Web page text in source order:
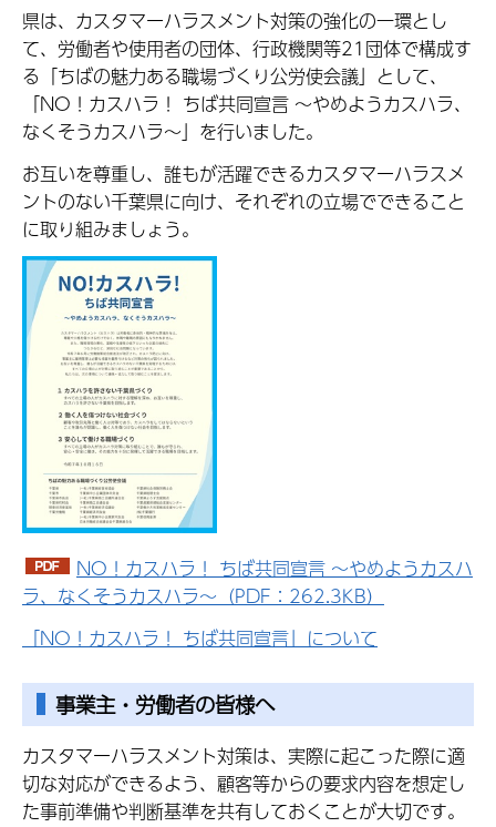
県は、カスタマーハラスメント対策の強化の一環とし
て、労働者や使用者の団体、行政機関等21団体で構成す
る「ちばの魅力ある職場づくり公労使会議」として、
「NO！カスハラ！ ちば共同宣言 ～やめようカスハラ、
なくそうカスハラ～」を行いました。
お互いを尊重し、誰もが活躍できるカスタマーハラスメ
ントのない千葉県に向け、それぞれの立場でできること
に取り組みましょう。
NO！カスハラ！ ちば共同宣言 ～やめようカスハ
ラ、なくそうカスハラ～（PDF：262.3KB）
「NO！カスハラ！ ちば共同宣言」について
事業主・労働者の皆様へ
カスタマーハラスメント対策は、実際に起こった際に適
切な対応ができるよう、顧客等からの要求内容を想定し
た事前準備や判断基準を共有しておくことが大切です。